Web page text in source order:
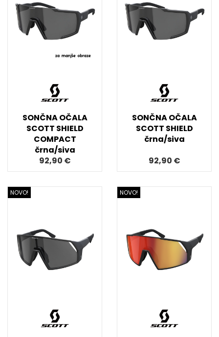
SONČNA OČALA
SCOTT SHIELD
COMPACT
črna/siva
92,90 €
SONČNA OČALA
SCOTT SHIELD
črna/siva
92,90 €
NOVO! NOVO!